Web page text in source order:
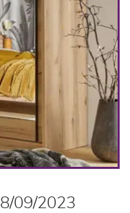
09/2023